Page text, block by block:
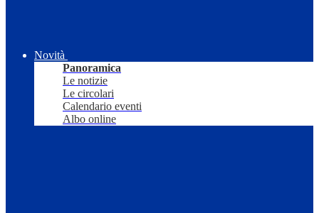
Novità
Panoramica
Le notizie
Le circolari
Calendario eventi
Albo online